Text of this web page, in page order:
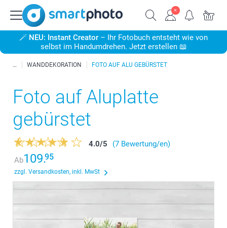
🪄 NEU: Instant Creator – Ihr Fotobuch entsteht wie von
selbst im Handumdrehen. Jetzt erstellen 📖
WANDDEKORATION FOTO AUF ALU GEBÜRSTET
Foto auf Aluplatte
gebürstet
4.0/5
(7 Bewertung/en)
Ab109.95
zzgl. Versandkosten, inkl. MwSt